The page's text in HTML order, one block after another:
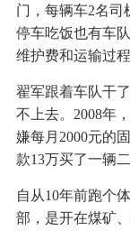
门，每辆车2名司
停车吃饭也有车
维护费和运输过
翟军跟着车队干
不上去。2008年
嫌每月2000元的
款13万买了一辆
自从10年前跑个
部，是开在煤矿